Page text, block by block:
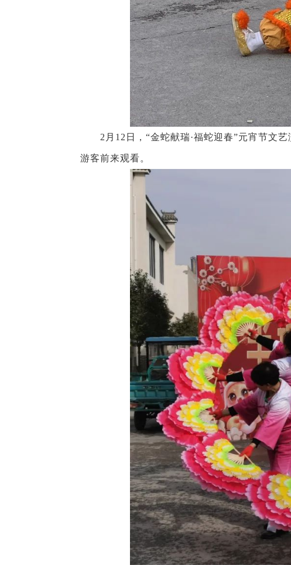
2月12日，“金蛇献瑞·福蛇迎春”元宵节文艺
游客前来观看。